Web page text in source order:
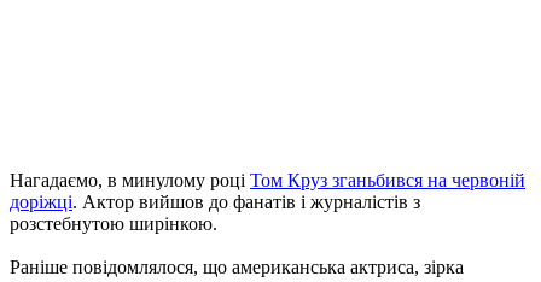
Нагадаємо, в минулому році Том Круз зганьбився на червоній
доріжці. Актор вийшов до фанатів і журналістів з
розстебнутою ширінкою.
Раніше повідомлялося, що американська актриса, зірка